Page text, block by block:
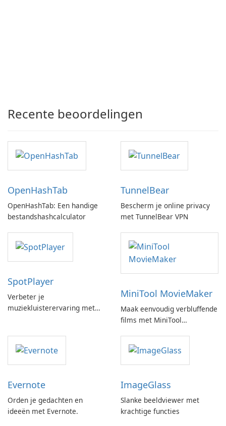
Recente beoordelingen
OpenHashTab
OpenHashTab: Een handige
bestandshashcalculator
TunnelBear
Bescherm je online privacy
met TunnelBear VPN
SpotPlayer
Verbeter je
muziekluisterervaring met
MiniTool MovieMaker
Maak eenvoudig verbluffende
films met MiniTool
Evernote
Orden je gedachten en
ideeën met Evernote.
ImageGlass
Slanke beeldviewer met
krachtige functies